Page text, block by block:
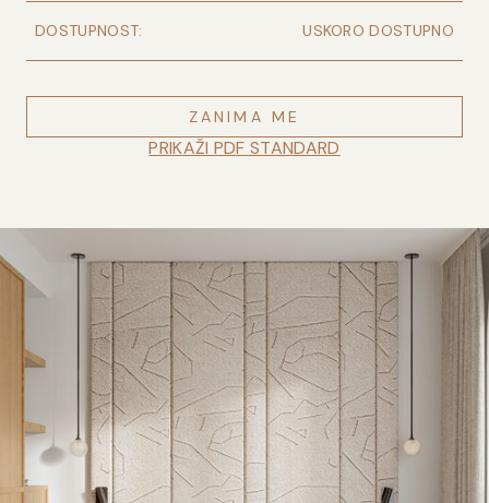
DOSTUPNOST: USKORO DOSTUPNO
ZANIMA ME
PRIKAŽI PDF STANDARD